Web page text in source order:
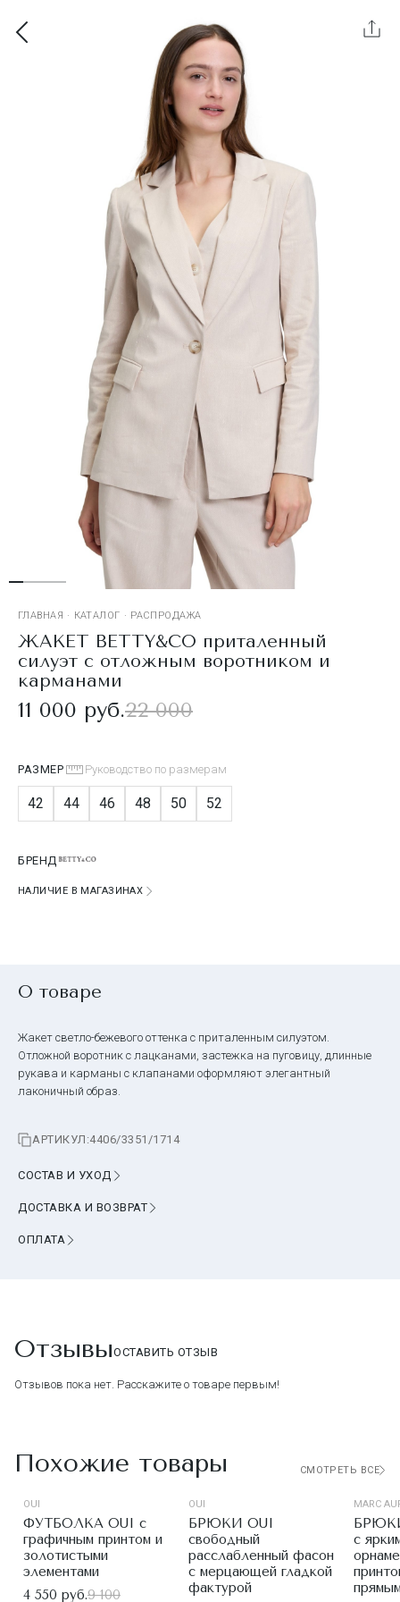
ГЛАВНАЯ · КАТАЛОГ · РАСПРОДАЖА
ЖАКЕТ BETTY&CO приталенный
силуэт с отложным воротником и
карманами
11 000 руб.22 000
РАЗМЕР Руководство по размерам
42 44 46 48 50 52
БРЕНД
НАЛИЧИЕ В МАГАЗИНАХ
О товаре
Жакет светло-бежевого оттенка с приталенным силуэтом.
Отложной воротник с лацканами, застежка на пуговицу, длинные
рукава и карманы с клапанами оформляют элегантный
лаконичный образ.
АРТИКУЛ:4406/3351/1714
СОСТАВ И УХОД
ДОСТАВКА И ВОЗВРАТ
ОПЛАТА
ОтзывыОСТАВИТЬ ОТЗЫВ
Отзывов пока нет. Расскажите о товаре первым!
Похожие товары СМОТРЕТЬ ВСЕ
OUI
ФУТБОЛКА OUI с
графичным принтом и
золотистыми
элементами
4 550 руб.9 100
OUI
БРЮКИ OUI
свободный
расслабленный фасон
с мерцающей гладкой
фактурой
MARC
с